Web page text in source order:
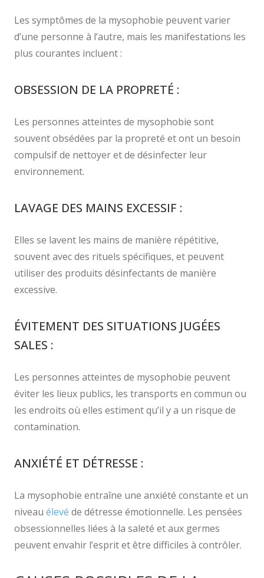
Les symptômes de la mysophobie peuvent varier
d’une personne à l’autre, mais les manifestations les
plus courantes incluent :
OBSESSION DE LA PROPRETÉ :
Les personnes atteintes de mysophobie sont
souvent obsédées par la propreté et ont un besoin
compulsif de nettoyer et de désinfecter leur
environnement.
LAVAGE DES MAINS EXCESSIF :
Elles se lavent les mains de manière répétitive,
souvent avec des rituels spécifiques, et peuvent
utiliser des produits désinfectants de manière
excessive.
ÉVITEMENT DES SITUATIONS JUGÉES
SALES :
Les personnes atteintes de mysophobie peuvent
éviter les lieux publics, les transports en commun ou
les endroits où elles estiment qu’il y a un risque de
contamination.
ANXIÉTÉ ET DÉTRESSE :
La mysophobie entraîne une anxiété constante et un
niveau élevé de détresse émotionnelle. Les pensées
obsessionnelles liées à la saleté et aux germes
peuvent envahir l’esprit et être difficiles à contrôler.